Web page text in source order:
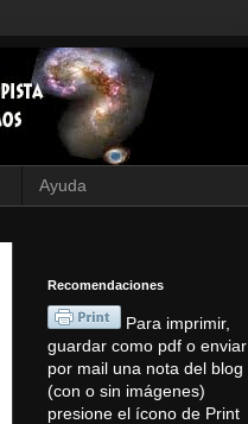
Ayuda
Recomendaciones
Para imprimir,
guardar como pdf o enviar
por mail una nota del blog
(con o sin imágenes)
presione el ícono de Print